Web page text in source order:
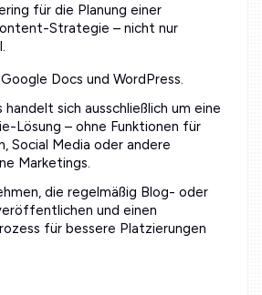
für die Planung einer
Strategie – nicht nur
Docs und WordPress.
handelt sich ausschließlich um eine
Lösung – ohne Funktionen für
Social Media oder andere
Marketings.
die regelmäßig Blog- oder
und einen
für bessere Platzierungen